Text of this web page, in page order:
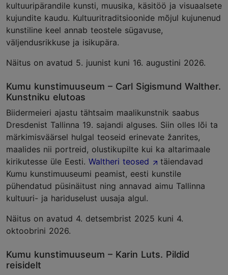
kultuuripärandile kunsti, muusika, käsitöö ja visuaalsete
kujundite kaudu. Kultuuritraditsioonide mõjul kujunenud
kunstiline keel annab teostele sügavuse,
väljendusrikkuse ja isikupära.
Näitus on avatud 5. juunist kuni 16. augustini 2026.
Kumu kunstimuuseum – Carl Sigismund Walther.
Kunstniku elutoas
Biidermeieri ajastu tähtsaim maalikunstnik saabus
Dresdenist Tallinna 19. sajandi alguses. Siin olles lõi ta
märkimisväärsel hulgal teoseid erinevate žanrites,
maalides nii portreid, olustikupilte kui ka altarimaale
kirikutesse üle Eesti. Waltheri teosed
täiendavad
Kumu kunstimuuseumi peamist, eesti kunstile
pühendatud püsinäitust ning annavad aimu Tallinna
kultuuri- ja hariduselust uusaja algul.
Näitus on avatud 4. detsembrist 2025 kuni 4.
oktoobrini 2026.
Kumu kunstimuuseum – Karin Luts. Pildid
reisidelt